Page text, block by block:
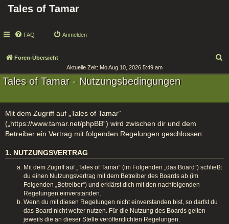
Tales of Tamar
FAQ Anmelden
Foren-Übersicht
Aktuelle Zeit: Mo Aug 10, 2026 5:49 am
Tales of Tamar - Nutzungsbedingungen
Mit dem Zugriff auf „Tales of Tamar“
(„https://www.tamar.net/phpBB“) wird zwischen dir und dem
Betreiber ein Vertrag mit folgenden Regelungen geschlossen:
1. NUTZUNGSVERTRAG
Mit dem Zugriff auf „Tales of Tamar“ (im Folgenden „das Board“) schließt
du einen Nutzungsvertrag mit dem Betreiber des Boards ab (im
Folgenden „Betreiber“) und erklärst dich mit den nachfolgenden
Regelungen einverstanden.
Wenn du mit diesen Regelungen nicht einverstanden bist, so darfst du
das Board nicht weiter nutzen. Für die Nutzung des Boards gelten
jeweils die an dieser Stelle veröffentlichten Regelungen.